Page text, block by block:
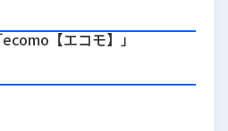
【エコモ】」